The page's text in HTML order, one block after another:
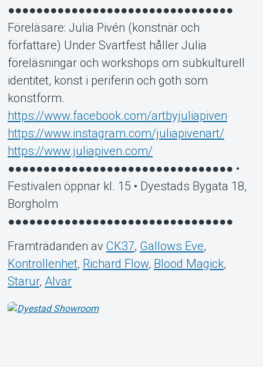
●●●●●●●●●●●●●●●●●●●●●●●●●●●●●●●●
Föreläsare: Julia Pivén (konstnär och
författare) Under Svartfest håller Julia
föreläsningar och workshops om subkulturell
identitet, konst i periferin och goth som
konstform.
https://www.facebook.com/artbyjuliapiven
https://www.instagram.com/juliapivenart/
https://www.juliapiven.com/
●●●●●●●●●●●●●●●●●●●●●●●●●●●●●●●● •
Festivalen öppnar kl. 15 • Dyestads Bygata 18,
Borgholm
●●●●●●●●●●●●●●●●●●●●●●●●●●●●●●●●
Framträdanden av CK37, Gallows Eve,
Kontrollenhet, Richard Flow, Blood Magick,
Starur, Alvar